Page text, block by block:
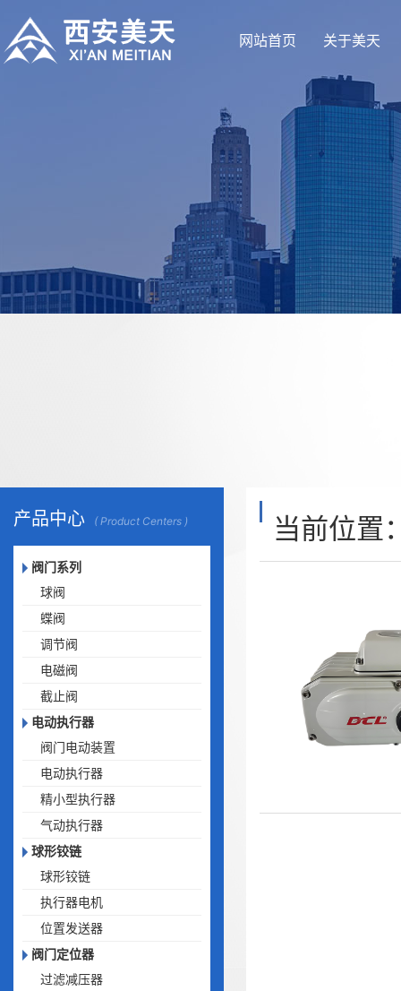
网站首页 关于美天
产品中心 ( Product Centers )
阀门系列
球阀
蝶阀
调节阀
电磁阀
截止阀
电动执行器
阀门电动装置
电动执行器
精小型执行器
气动执行器
球形铰链
球形铰链
执行器电机
位置发送器
阀门定位器
过滤减压器
当前位置